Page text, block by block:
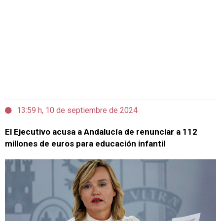
13:59 h, 10 de septiembre de 2024
El Ejecutivo acusa a Andalucía de renunciar a 112
millones de euros para educación infantil